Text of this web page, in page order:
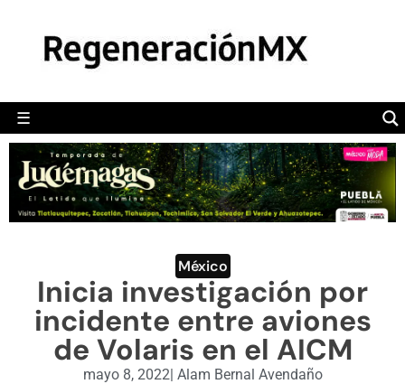
☰
POLÍTICA
CAMALEÓN
OPINIÓN
DEPORTES
ENGLISH SECTION
VIDEOS
México
Inicia investigación por
incidente entre aviones
de Volaris en el AICM
mayo 8, 2022| Alam Bernal Avendaño